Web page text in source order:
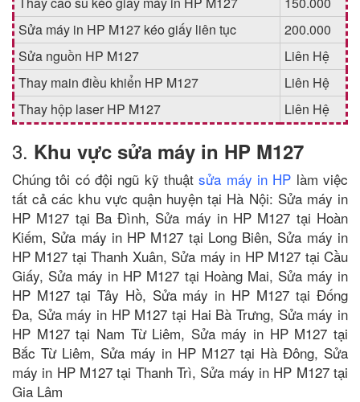
Sửa máy in HP M127 kéo giấy liên tục
200.000
Sửa nguồn HP M127
Liên Hệ
Thay main điều khiển HP M127
Liên Hệ
Thay hộp laser HP M127
Liên Hệ
3. Khu vực sửa máy in HP M127
Chúng tôi có đội ngũ kỹ thuậtsửa máy in HP làm việc
tất cả các khu vực quận huyện tại Hà Nội: Sửa máy in
HP M127 tại Ba Đình, Sửa máy in HP M127 tại Hoàn
Kiếm, Sửa máy in HP M127 tại Long Biên, Sửa máy in
HP M127 tại Thanh Xuân, Sửa máy in HP M127 tại Cầu
Giấy, Sửa máy in HP M127 tại Hoàng Mai, Sửa máy in
HP M127 tại Tây Hồ, Sửa máy in HP M127 tại Đống
Đa, Sửa máy in HP M127 tại Hai Bà Trưng, Sửa máy in
HP M127 tại Nam Từ Liêm, Sửa máy in HP M127 tại
Bắc Từ Liêm, Sửa máy in HP M127 tại Hà Đông, Sửa
máy in HP M127 tại Thanh Trì, Sửa máy in HP M127 tại
Gia Lâm